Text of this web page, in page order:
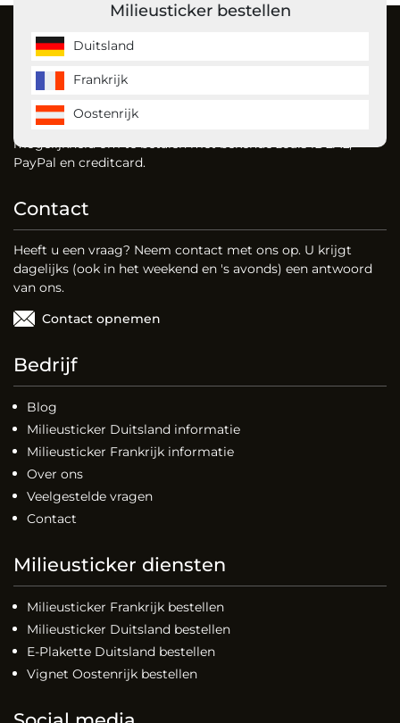
Milieusticker bestellen
Duitsland
Frankrijk
Oostenrijk
Over ons
MilieustickerKopen is de milieusticker specialist en bestelt
u gemakkelijk uw milieusticker voor Duitsland, Frankrijk en
vignet voor Oostenrijk. Dankzij onze website heeft u de
mogelijkheid om te betalen met bekende zoals iDEAL,
PayPal en creditcard.
Contact
Heeft u een vraag? Neem contact met ons op. U krijgt
dagelijks (ook in het weekend en 's avonds) een antwoord
van ons.
Contact opnemen
Bedrijf
Blog
Milieusticker Duitsland informatie
Milieusticker Frankrijk informatie
Over ons
Veelgestelde vragen
Contact
Milieusticker diensten
Milieusticker Frankrijk bestellen
Milieusticker Duitsland bestellen
E-Plakette Duitsland bestellen
Vignet Oostenrijk bestellen